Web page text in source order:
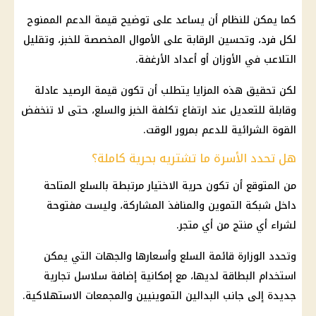
كما يمكن للنظام أن يساعد على توضيح قيمة الدعم الممنوح
لكل فرد، وتحسين الرقابة على الأموال المخصصة للخبز، وتقليل
التلاعب في الأوزان أو أعداد الأرغفة.
لكن تحقيق هذه المزايا يتطلب أن تكون قيمة الرصيد عادلة
وقابلة للتعديل عند ارتفاع تكلفة الخبز والسلع، حتى لا تنخفض
القوة الشرائية للدعم بمرور الوقت.
هل تحدد الأسرة ما تشتريه بحرية كاملة؟
من المتوقع أن تكون حرية الاختيار مرتبطة بالسلع المتاحة
داخل شبكة التموين والمنافذ المشاركة، وليست مفتوحة
لشراء أي منتج من أي متجر.
وتحدد الوزارة قائمة السلع وأسعارها والجهات التي يمكن
استخدام البطاقة لديها، مع إمكانية إضافة سلاسل تجارية
جديدة إلى جانب البدالين التموينيين والمجمعات الاستهلاكية.